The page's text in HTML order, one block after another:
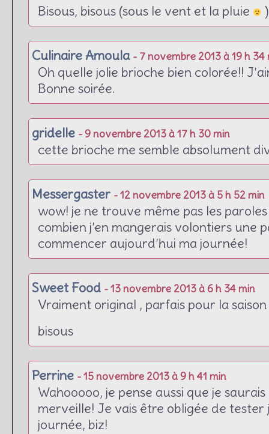
Bisous, bisous (sous le vent et la pluie
)
Culinaire Amoula - 7 novembre 2013 à 19 h 34
Oh quelle jolie brioche bien colorée!!
Bonne soirée.
gridelle - 9 novembre 2013 à 17 h 30 min
cette brioche me semble absolument
Messergaster - 12 novembre 2013 à 5 h 52 min
wow! je ne trouve même pas les
combien j’en mangerais volontiers une
commencer aujourd’hui ma journée!
Sweet Food - 13 novembre 2013 à 6 h 34 min
Vraiment original , parfais pour la saison
bisous
Perrine - 15 novembre 2013 à 9 h 41 min
Wahooooo, je pense aussi que je
merveille! Je vais être obligée de tester
journée, biz!